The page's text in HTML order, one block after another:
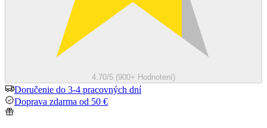
4.70/5 (900+ Hodnotení)
Doručenie do 3-4 pracovných dní
Doprava zdarma od 50 €